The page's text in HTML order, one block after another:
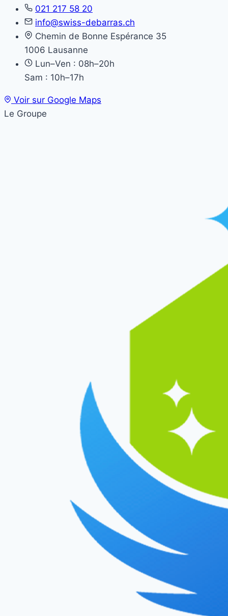
021 217 58 20
info@swiss-debarras.ch
Chemin de Bonne Espérance 35
1006 Lausanne
Lun–Ven : 08h–20h
Sam : 10h–17h
Voir sur Google Maps
Le Groupe